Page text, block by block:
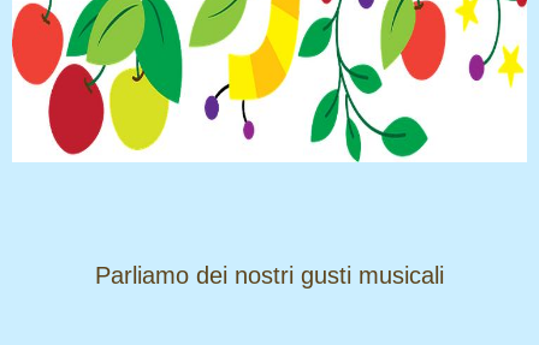
​​​​​​​Parliamo dei nostri gusti musicali